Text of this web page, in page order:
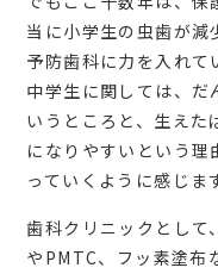
当に小学生の虫歯が減
予防歯科に力を入れて
中学生に関しては、だ
いうところと、生えた
になりやすいという
っていくように感じま
歯科クリニックとして
やPMTC、フッ素塗布